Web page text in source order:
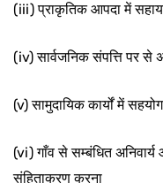
(iii) प्राकृतिक आपदा में
(iv) सार्वजनिक संपत्ति पर से
(v) सामुदायिक कार्यों में
(vi) गाँव से सम्बंधित
संहिताकरण करना